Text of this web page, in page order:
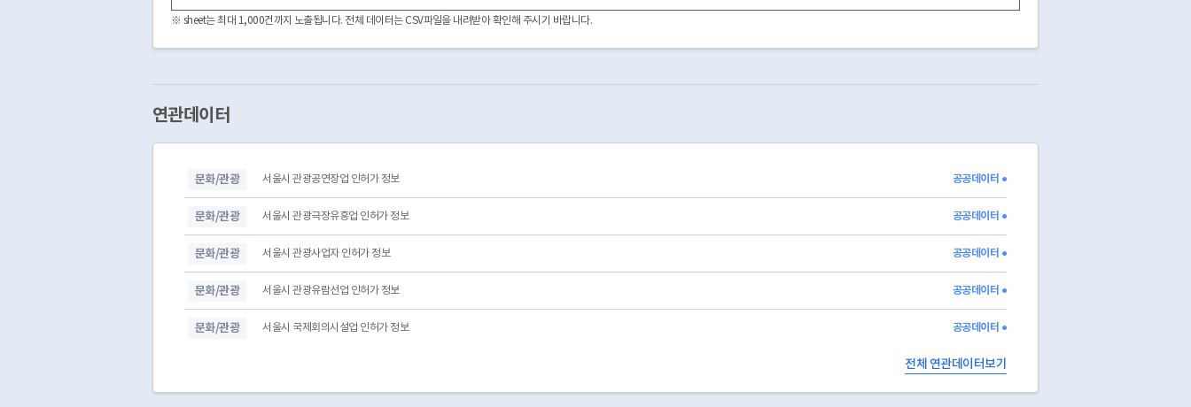
3000000
CDFI2262222026000034 2026-07-23 01 영업/정상 13
영업중
3000000
CDFI2262222026000032 2026-07-15
3000000
CDFI2262222026000026 2026-06-26 01 영업/정상 13
영업중
3000000
CDFI2262222025000043 2025-06-13 01 영업/정상 13
영업중
3000000
3000000
2025-04-09
영업중
3000000
CDFI2262222025000027 2025-04-01 영업중
※ sheet는 최대 1,000건까지 노출됩니다. 전체 데이터는 CSV파일을 내려받아 확인해 주시기 바랍니다.
연관데이터
문화/관광 서울시 관광공연장업 인허가 정보 공공데이터 ●
문화/관광 서울시 관광극장유흥업 인허가 정보 공공데이터 ●
문화/관광 서울시 관광사업자 인허가 정보 공공데이터 ●
문화/관광 서울시 관광유람선업 인허가 정보 공공데이터 ●
문화/관광 서울시 국제회의시설업 인허가 정보 공공데이터 ●
전체 연관데이터보기